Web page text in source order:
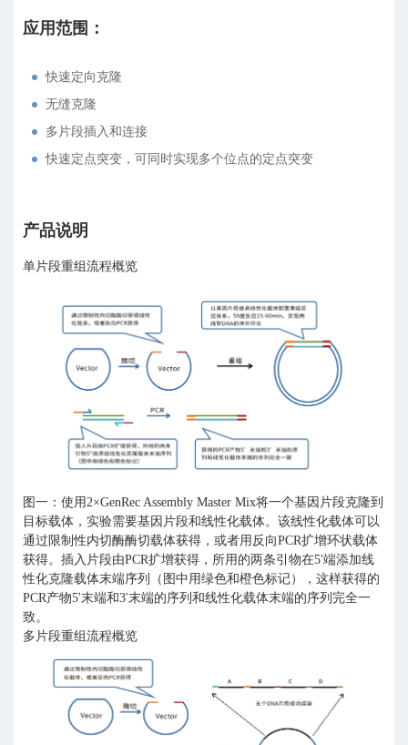
应用范围：
快速定向克隆
无缝克隆
多片段插入和连接
快速定点突变，可同时实现多个位点的定点突变
产品说明
单片段重组流程概览
图一：使用2×GenRec Assembly Master Mix将一个基因片段克隆到
目标载体，实验需要基因片段和线性化载体。该线性化载体可以
通过限制性内切酶酶切载体获得，或者用反向PCR扩增环状载体
获得。插入片段由PCR扩增获得，所用的两条引物在5'端添加线
性化克隆载体末端序列（图中用绿色和橙色标记），这样获得的
PCR产物5'末端和3'末端的序列和线性化载体末端的序列完全一
致。
多片段重组流程概览